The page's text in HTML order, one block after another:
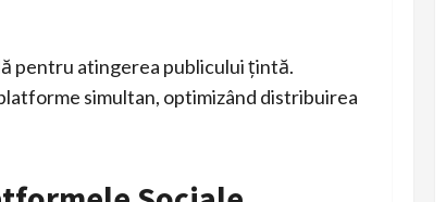
pentru atingerea publicului țintă.
simultan, optimizând distribuirea